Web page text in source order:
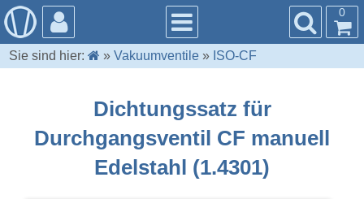
0
Sie sind hier: »Vakuumventile » ISO-CF
Dichtungssatz für
Durchgangsventil CF manuell
Edelstahl (1.4301)